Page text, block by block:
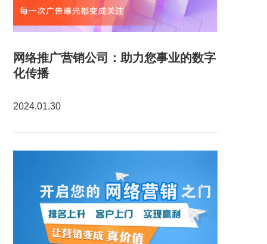
网络推广营销公司：助力您事业的数字
化传播
2024.01.30